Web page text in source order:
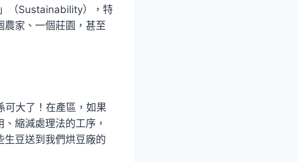
（Sustainability），特
農家、一個莊園，甚至
可大了！在產區，如果
縮減處理法的工序，
豆送到我們烘豆廠的